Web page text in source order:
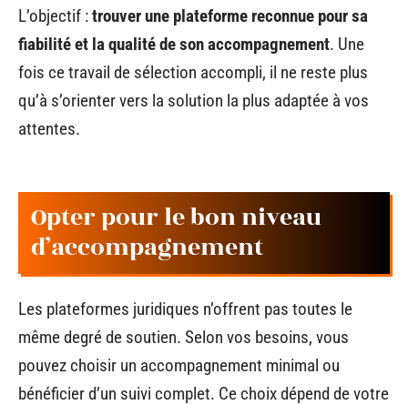
L’objectif :trouver une plateforme reconnue pour sa
fiabilité et la qualité de son accompagnement. Une
fois ce travail de sélection accompli, il ne reste plus
qu’à s’orienter vers la solution la plus adaptée à vos
attentes.
Opter pour le bon niveau
d’accompagnement
Les plateformes juridiques n’offrent pas toutes le
même degré de soutien. Selon vos besoins, vous
pouvez choisir un accompagnement minimal ou
bénéficier d’un suivi complet. Ce choix dépend de votre